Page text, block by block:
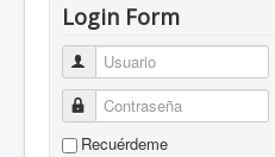
Login Form
Usuario
Contraseña
Recuérdeme